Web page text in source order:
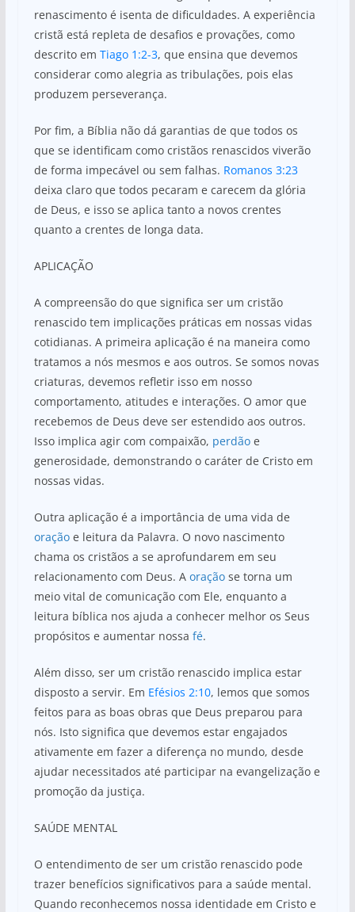
renascimento é isenta de dificuldades. A experiência
cristã está repleta de desafios e provações, como
descrito em Tiago 1:2-3, que ensina que devemos
considerar como alegria as tribulações, pois elas
produzem perseverança.
Por fim, a Bíblia não dá garantias de que todos os
que se identificam como cristãos renascidos viverão
de forma impecável ou sem falhas. Romanos 3:23
deixa claro que todos pecaram e carecem da glória
de Deus, e isso se aplica tanto a novos crentes
quanto a crentes de longa data.
APLICAÇÃO
A compreensão do que significa ser um cristão
renascido tem implicações práticas em nossas vidas
cotidianas. A primeira aplicação é na maneira como
tratamos a nós mesmos e aos outros. Se somos novas
criaturas, devemos refletir isso em nosso
comportamento, atitudes e interações. O amor que
recebemos de Deus deve ser estendido aos outros.
Isso implica agir com compaixão, perdãoe
generosidade, demonstrando o caráter de Cristo em
nossas vidas.
Outra aplicação é a importância de uma vida de
oraçãoe leitura da Palavra. O novo nascimento
chama os cristãos a se aprofundarem em seu
relacionamento com Deus. A oraçãose torna um
meio vital de comunicação com Ele, enquanto a
leitura bíblica nos ajuda a conhecer melhor os Seus
propósitos e aumentar nossa fé.
Além disso, ser um cristão renascido implica estar
disposto a servir. Em Efésios 2:10, lemos que somos
feitos para as boas obras que Deus preparou para
nós. Isto significa que devemos estar engajados
ativamente em fazer a diferença no mundo, desde
ajudar necessitados até participar na evangelização e
promoção da justiça.
SAÚDE MENTAL
O entendimento de ser um cristão renascido pode
trazer benefícios significativos para a saúde mental.
Quando reconhecemos nossa identidade em Cristo e